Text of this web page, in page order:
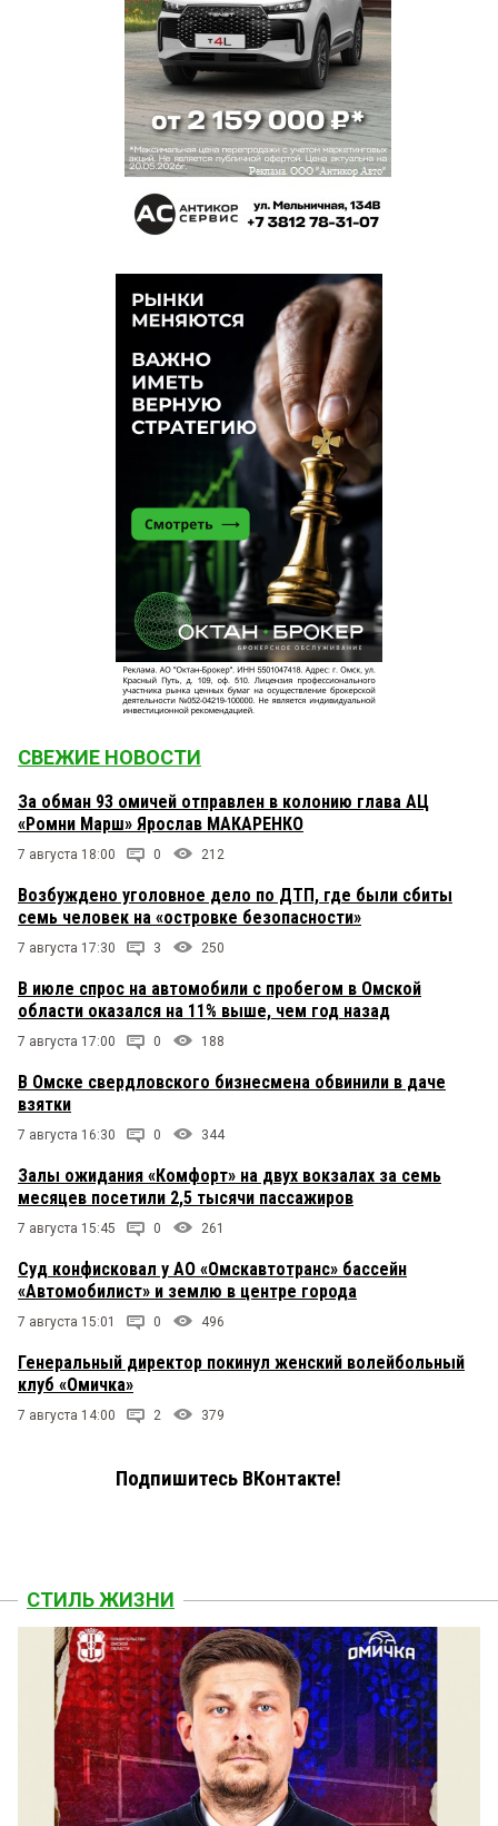
СВЕЖИЕ НОВОСТИ
За обман 93 омичей отправлен в колонию глава АЦ
«Ромни Марш» Ярослав МАКАРЕНКО
7 августа 18:00 0 212
Возбуждено уголовное дело по ДТП, где были сбиты
семь человек на «островке безопасности»
7 августа 17:30 3 250
В июле спрос на автомобили с пробегом в Омской
области оказался на 11% выше, чем год назад
7 августа 17:00 0 188
В Омске свердловского бизнесмена обвинили в даче
взятки
7 августа 16:30 0 344
Залы ожидания «Комфорт» на двух вокзалах за семь
месяцев посетили 2,5 тысячи пассажиров
7 августа 15:45 0 261
Суд конфисковал у АО «Омскавтотранс» бассейн
«Автомобилист» и землю в центре города
7 августа 15:01 0 496
Генеральный директор покинул женский волейбольный
клуб «Омичка»
7 августа 14:00 2 379
Подпишитесь ВКонтакте!
СТИЛЬ ЖИЗНИ